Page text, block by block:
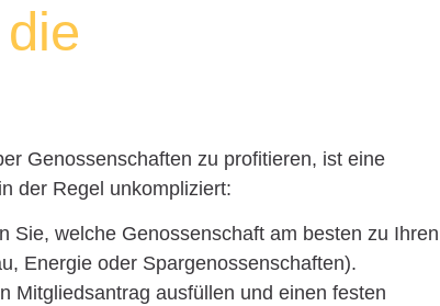
Genossenschaften zu profitieren, ist eine
der Regel unkompliziert:
Sie, welche Genossenschaft am besten zu Ihren
Energie oder Spargenossenschaften).
Mitgliedsantrag ausfüllen und einen festen